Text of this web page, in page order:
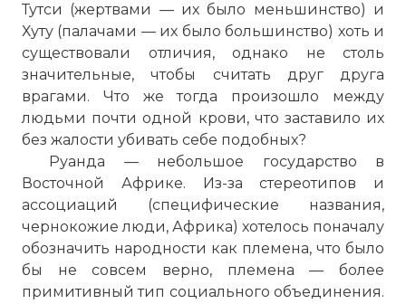
Тутси (жертвами — их было меньшинство) и
Хуту (палачами — их было большинство) хоть и
существовали отличия, однако не столь
значительные, чтобы считать друг друга
врагами. Что же тогда произошло между
людьми почти одной крови, что заставило их
без жалости убивать себе подобных?
Руанда — небольшое государство в
Восточной Африке. Из-за стереотипов и
ассоциаций (специфические названия,
чернокожие люди, Африка) хотелось поначалу
обозначить народности как племена, что было
бы не совсем верно, племена — более
примитивный тип социального объединения.